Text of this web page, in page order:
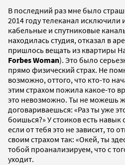
В последний раз мне было
2014 году телеканал исключили
кабельные и спутниковые
находилась студия, отказал в
пришлось вещать из квартиры
Forbes Woman). Это было
прямо физический страх. Не
возможно, оттого, что кто-то
этим страхом пожила какое-то
это невозможно. Ты не можешь
договариваешься: «Раз ты уже
боишься?» У стоиков есть
если от тебя это не зависит, то
своим страхом так: «Окей, ты
тобой проанализируем, что с
уходит.